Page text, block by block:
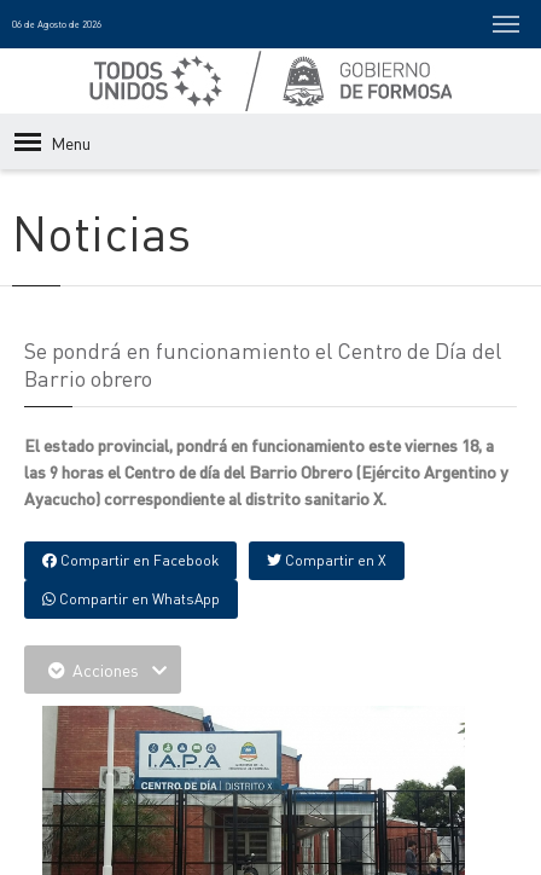
06 de Agosto de 2026
Menu
Noticias
Se pondrá en funcionamiento el Centro de Día del
Barrio obrero
El estado provincial, pondrá en funcionamiento este viernes 18, a
las 9 horas el Centro de día del Barrio Obrero (Ejército Argentino y
Ayacucho) correspondiente al distrito sanitario X.
Compartir en Facebook Compartir en X
Compartir en WhatsApp
Acciones